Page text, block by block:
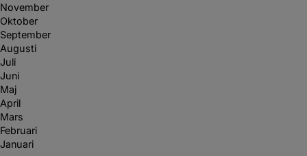
November
Oktober
September
Augusti
Juli
Juni
Maj
April
Mars
Februari
Januari